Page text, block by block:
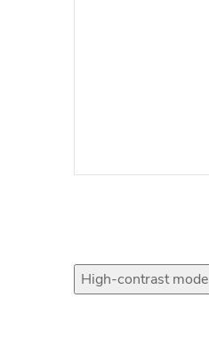
High-contrast mode